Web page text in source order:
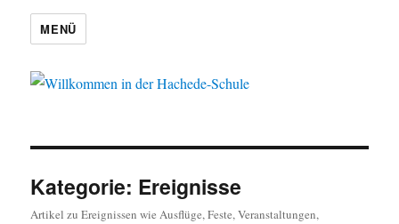
MENÜ
Kategorie: Ereignisse
Artikel zu Ereignissen wie Ausflüge, Feste, Veranstaltungen,